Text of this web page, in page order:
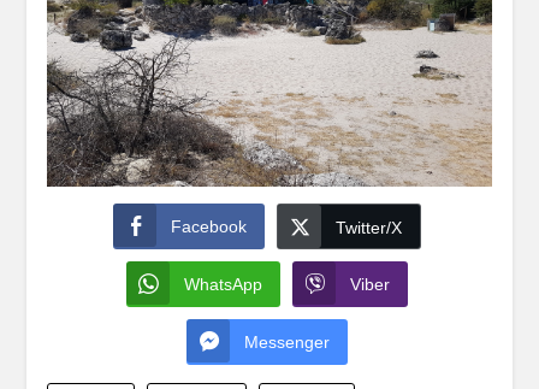
Facebook Twitter/X
WhatsApp Viber
Messenger